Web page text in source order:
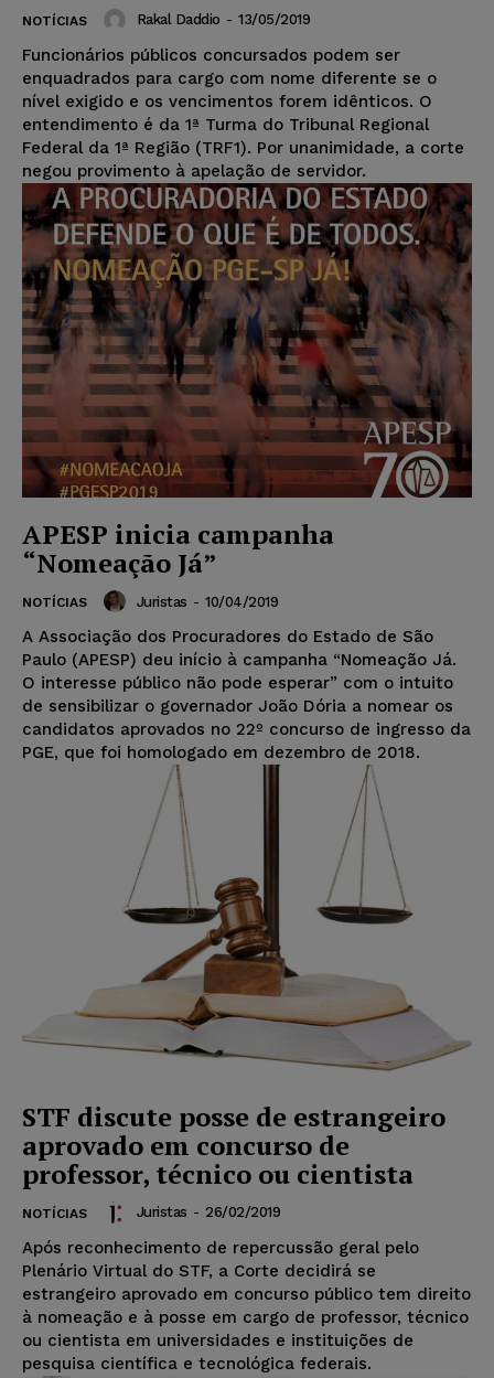
NOTÍCIAS Rakal Daddio - 13/05/2019
Funcionários públicos concursados podem ser
enquadrados para cargo com nome diferente se o
nível exigido e os vencimentos forem idênticos. O
entendimento é da 1ª Turma do Tribunal Regional
Federal da 1ª Região (TRF1). Por unanimidade, a corte
negou provimento à apelação de servidor.
APESP inicia campanha
“Nomeação Já”
NOTÍCIAS Juristas - 10/04/2019
A Associação dos Procuradores do Estado de São
Paulo (APESP) deu início à campanha “Nomeação Já.
O interesse público não pode esperar” com o intuito
de sensibilizar o governador João Dória a nomear os
candidatos aprovados no 22º concurso de ingresso da
PGE, que foi homologado em dezembro de 2018.
STF discute posse de estrangeiro
aprovado em concurso de
professor, técnico ou cientista
NOTÍCIAS Juristas - 26/02/2019
Após reconhecimento de repercussão geral pelo
Plenário Virtual do STF, a Corte decidirá se
estrangeiro aprovado em concurso público tem direito
à nomeação e à posse em cargo de professor, técnico
ou cientista em universidades e instituições de
pesquisa científica e tecnológica federais.